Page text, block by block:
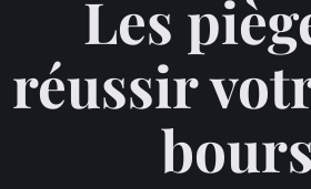
Les
réussir